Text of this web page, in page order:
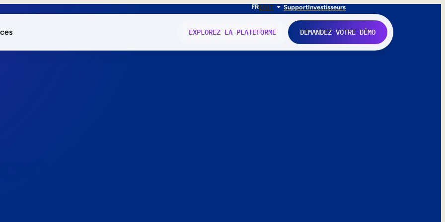
FRENIT SupportInvestisseurs
EXPLOREZ LA PLATEFORME DEMANDEZ VOTRE DÉMO